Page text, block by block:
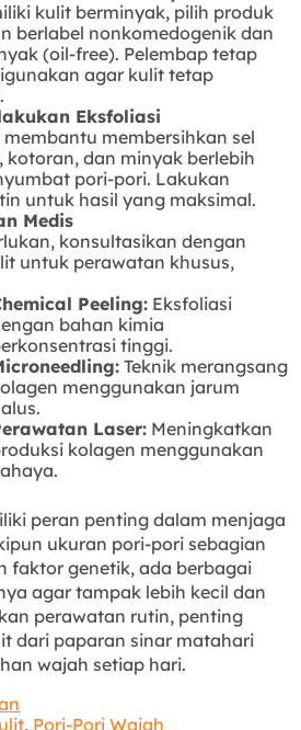
kulit berminyak, pilih produk
berlabel nonkomedogenik dan
(oil-free). Pelembap tetap
agar kulit tetap
Eksfoliasi
membantu membersihkan sel
kotoran, dan minyak berlebih
pori-pori. Lakukan
untuk hasil yang maksimal.
Medis
konsultasikan dengan
untuk perawatan khusus,
Peeling: Eksfoliasi
bahan kimia
tinggi.
Teknik merangsang
menggunakan jarum
Laser: Meningkatkan
kolagen menggunakan
peran penting dalam menjaga
ukuran pori-pori sebagian
faktor genetik, ada berbagai
agar tampak lebih kecil dan
perawatan rutin, penting
dari paparan sinar matahari
wajah setiap hari.
, Pori-Pori Wajah